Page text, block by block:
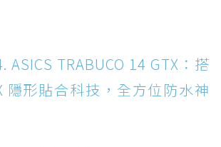
ASICS TRABUCO 14 GTX：搭
隱形貼合科技，全方位防水神